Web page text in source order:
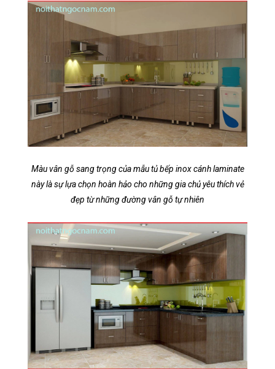
Màu vân gỗ sang trọng của mẫu tủ bếp inox cánh laminate
này là sự lựa chọn hoàn hảo cho những gia chủ yêu thích vẻ
đẹp từ những đường vân gỗ tự nhiên